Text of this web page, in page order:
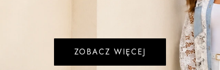
ZOBACZ WIĘCEJ